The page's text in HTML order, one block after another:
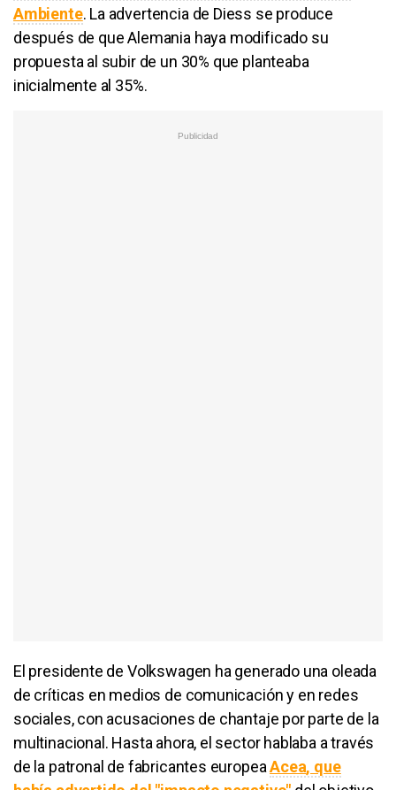
Ambiente. La advertencia de Diess se produce
después de que Alemania haya modificado su
propuesta al subir de un 30% que planteaba
inicialmente al 35%.
El presidente de Volkswagen ha generado una oleada
de críticas en medios de comunicación y en redes
sociales, con acusaciones de chantaje por parte de la
multinacional. Hasta ahora, el sector hablaba a través
de la patronal de fabricantes europeaAcea, que